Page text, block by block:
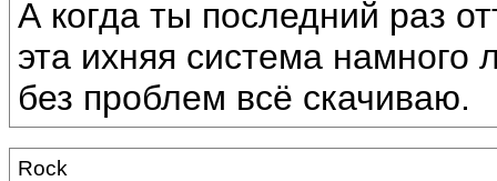
А когда ты последний раз
эта ихняя система
без проблем всё скачиваю.
Rock